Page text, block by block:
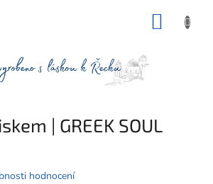
| GREEK SOUL
hodnocení